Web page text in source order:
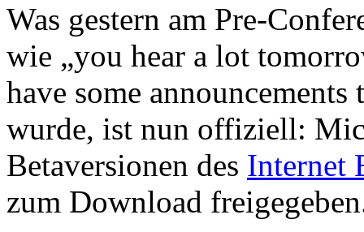
Was gestern am Pre-
wie „you hear a lot
have some
wurde, ist nun offiziell:
Betaversionen des Internet
zum Download